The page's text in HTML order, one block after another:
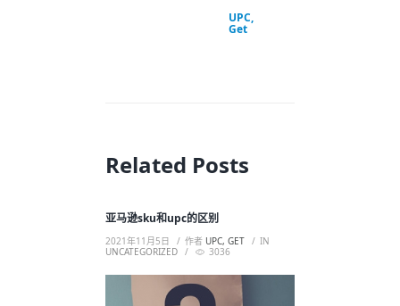
UPC,
Get
Related Posts
亚马逊sku和upc的区别
2021年11月5日 作者 UPC, GET
IN
UNCATEGORIZED
3036